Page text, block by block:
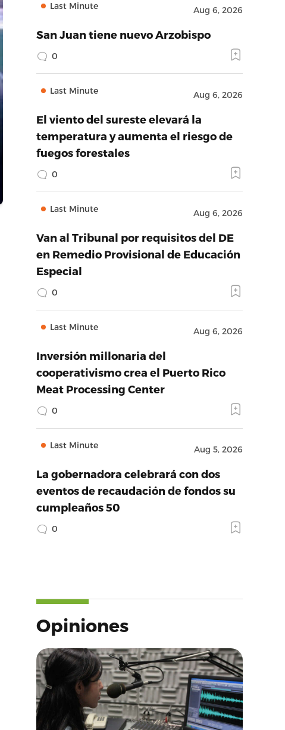
Last Minute Aug 6, 2026
San Juan tiene nuevo Arzobispo
0
Last Minute Aug 6, 2026
El viento del sureste elevará la
temperatura y aumenta el riesgo de
fuegos forestales
0
Last Minute Aug 6, 2026
Van al Tribunal por requisitos del DE
en Remedio Provisional de Educación
Especial
0
Last Minute Aug 6, 2026
Inversión millonaria del
cooperativismo crea el Puerto Rico
Meat Processing Center
0
Last Minute Aug 5, 2026
La gobernadora celebrará con dos
eventos de recaudación de fondos su
cumpleaños 50
0
Opiniones